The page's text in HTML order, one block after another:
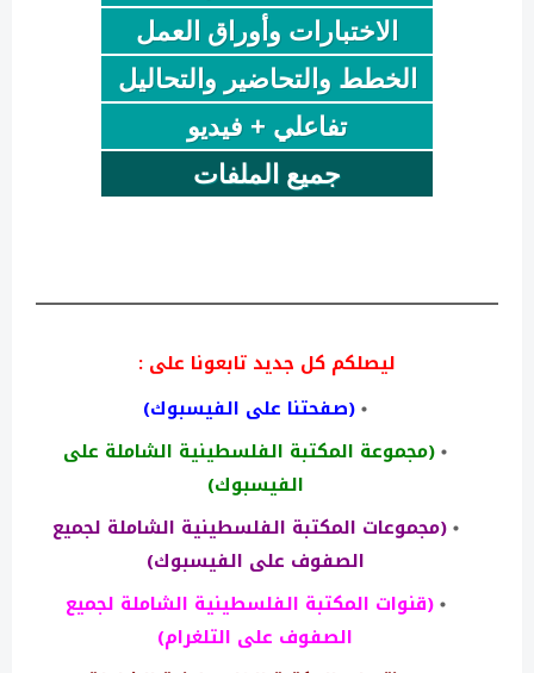
الاختبارات وأوراق العمل
الخطط والتحاضير والتحاليل
تفاعلي + فيديو
جميع الملفات
ليصلكم كل جديد تابعونا على :
(صفحتنا على الفيسبوك)
(مجموعة المكتبة الفلسطينية الشاملة على
الفيسبوك)
(مجموعات المكتبة الفلسطينية الشاملة لجميع
الصفوف على الفيسبوك)
(قنوات المكتبة الفلسطينية الشاملة لجميع
الصفوف على التلغرام)